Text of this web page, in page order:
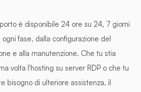
è disponibile 24 ore su 24, 7 giorni
fase, dalla configurazione del
e alla manutenzione. Che tu stia
volta l'hosting su server RDP o che tu
bisogno di ulteriore assistenza, il